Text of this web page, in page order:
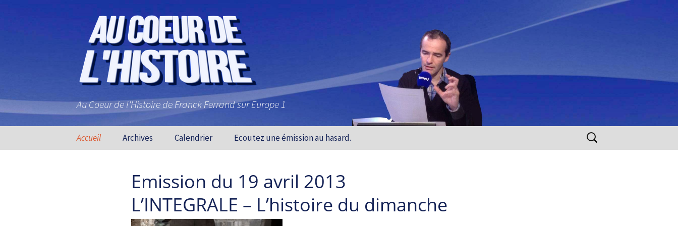
Au Coeur de l'Histoire de Franck Ferrand sur Europe 1
Aller au contenu principal
Accueil Archives Calendrier Ecoutez une émission au hasard. Rechercher :
Emission du 19 avril 2013
L’INTEGRALE – L’histoire du dimanche